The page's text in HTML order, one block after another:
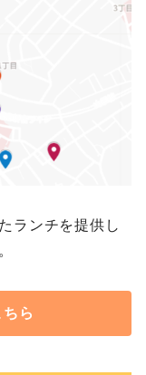
ランチを提供し
ら